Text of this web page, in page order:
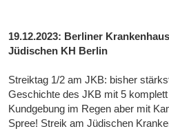
19.12.2023: Berliner
Jüdischen KH Berlin
Streiktag 1/2 am JKB: bisher
Geschichte des JKB mit 5
Kundgebung im Regen aber mit
Spree! Streik am Jüdischen